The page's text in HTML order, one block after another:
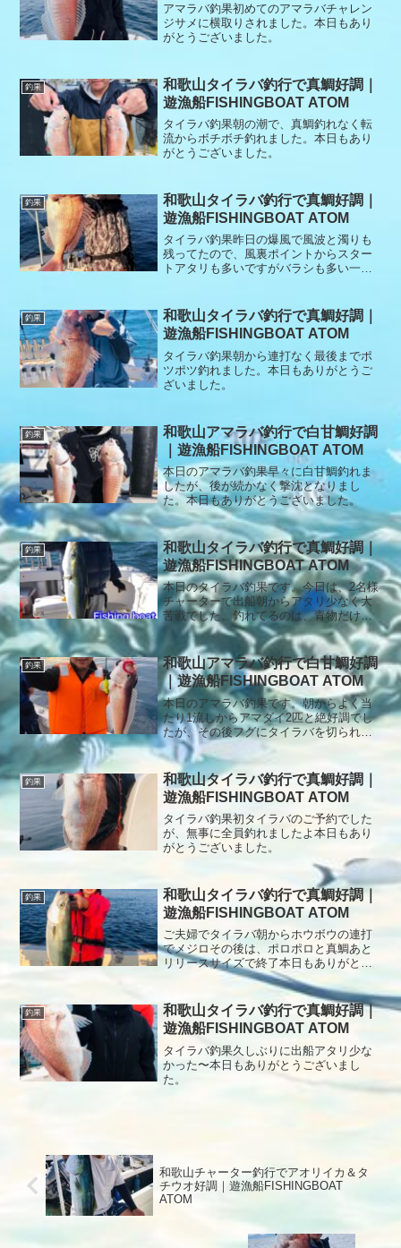
アマラバ釣果初めてのアマラバチャレン
ジサメに横取りされました。本日もあり
がとうございました。
釣果
和歌山タイラバ釣行で真鯛好調｜
遊漁船FISHINGBOAT ATOM
タイラバ釣果朝の潮で、真鯛釣れなく転
流からボチボチ釣れました。本日もあり
がとうございました。
釣果
和歌山タイラバ釣行で真鯛好調｜
遊漁船FISHINGBOAT ATOM
タイラバ釣果昨日の爆風で風波と濁りも
残ってたので、風裏ポイントからスター
トアタリも多いですがバラシも多い一日
釣果
和歌山タイラバ釣行で真鯛好調｜
遊漁船FISHINGBOAT ATOM
タイラバ釣果朝から連打なく最後までポ
ツポツ釣れました。本日もありがとうご
ざいました。
釣果
和歌山アマラバ釣行で白甘鯛好調
｜遊漁船FISHINGBOAT ATOM
本日のアマラバ釣果早々に白甘鯛釣れま
したが、後が続かなく撃沈となりまし
た。本日もありがとうございました。
釣果
和歌山タイラバ釣行で真鯛好調｜
遊漁船FISHINGBOAT ATOM
本日のタイラバ釣果です。今日は、2名様
チャーターで出船朝からアタリ少なく大
苦戦でした。釣れてるのは、青物だけで
真鯛の顔見れなかったです。本日もあり
がとうございました。
釣果
和歌山アマラバ釣行で白甘鯛好調
｜遊漁船FISHINGBOAT ATOM
本日のアマラバ釣果です。朝からよく当
たり1流しからアマダイ2匹と絶好調でし
たが、その後フグにタイラバを切られる
など大苦戦移動を繰り返してもフグしか
釣れなくフグラバで終了。本日もありが
とうございました。
釣果
和歌山タイラバ釣行で真鯛好調｜
遊漁船FISHINGBOAT ATOM
タイラバ釣果初タイラバのご予約でした
が、無事に全員釣れましたよ本日もあり
がとうございました。
釣果
和歌山タイラバ釣行で真鯛好調｜
遊漁船FISHINGBOAT ATOM
ご夫婦でタイラバ朝からホウボウの連打
でメジロその後は、ポロポロと真鯛あと
リリースサイズで終了本日もありがとう
ございました。
釣果
和歌山タイラバ釣行で真鯛好調｜
遊漁船FISHINGBOAT ATOM
タイラバ釣果久しぶりに出船アタリ少な
かった〜本日もありがとうございまし
た。
和歌山チャーター釣行でアオリイカ＆タ
チウオ好調｜遊漁船FISHINGBOAT
ATOM